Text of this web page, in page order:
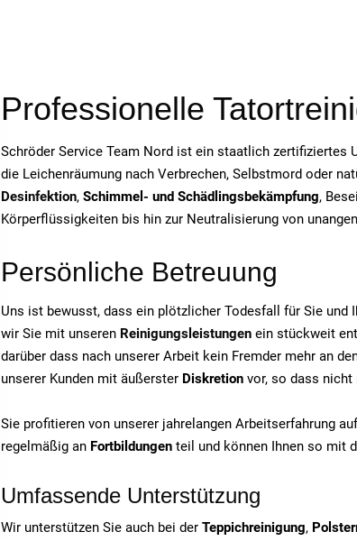
Professionelle
Schröder Service Team Nord ist ein staatlich zertifiziertes
die Leichenräumung nach Verbrechen, Selbstmord oder
Desinfektion, Schimmel- und Schädlingsbekämpfung,
Körperflüssigkeiten bis hin zur Neutralisierung von
Persönliche Betreuung
Uns ist bewusst, dass ein plötzlicher Todesfall für Sie
wir Sie mit unseren Reinigungsleistungen ein stückweit
darüber dass nach unserer Arbeit kein Fremder mehr an
unserer Kunden mit äußerster Diskretion vor, so dass
Sie profitieren von unserer jahrelangen Arbeitserfahrung
regelmäßig an Fortbildungen teil und können Ihnen so mit
Umfassende Unterstützung
Wir unterstützen Sie auch bei der Teppichreinigung,